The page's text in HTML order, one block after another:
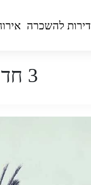
דירות להשכרה
3 חדרים